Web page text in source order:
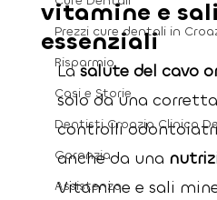
Prezzi cure dentali in
Risparmio
Casi e Storie
Dentisti Croazia Clinica
Garanzia
Assistenza
vitamine e
essenziali
La salute del cavo
solo da una
controlli
anche da una
Vitamine e sali